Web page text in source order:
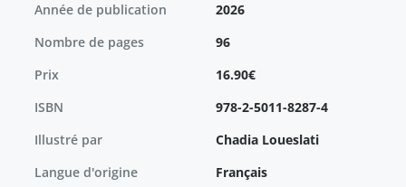
Année de publication
2026
Nombre de pages
96
Prix
16.90€
ISBN
978-2-5011-8287-4
Illustré par
Chadia Loueslati
Langue d'origine
Français